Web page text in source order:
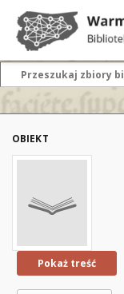
OBIEKT
Pokaż treść